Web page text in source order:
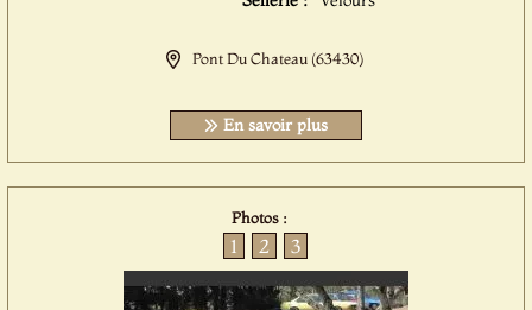
Pont Du Chateau (63430)
En savoir plus
Photos :
1 2 3